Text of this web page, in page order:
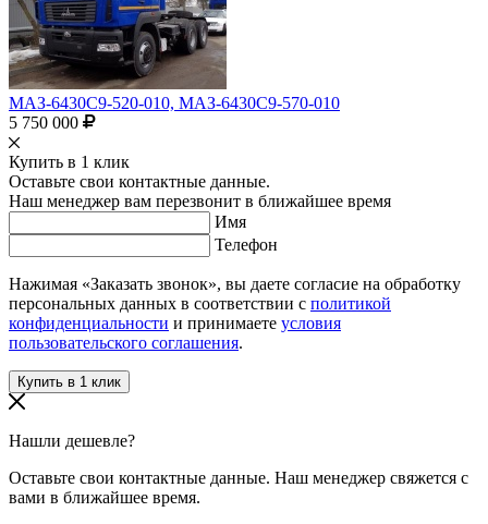
МАЗ-6430С9-520-010, МАЗ-6430С9-570-010
5 750 000
Купить в 1 клик
Оставьте свои контактные данные.
Наш менеджер вам перезвонит в ближайшее время
Имя
Телефон
Нажимая «Заказать звонок», вы даете согласие на обработку
персональных данных в соответствии с политикой
конфиденциальности и принимаете условия
пользовательского соглашения.
Нашли дешевле?
Оставьте свои контактные данные. Наш менеджер свяжется с
вами в ближайшее время.